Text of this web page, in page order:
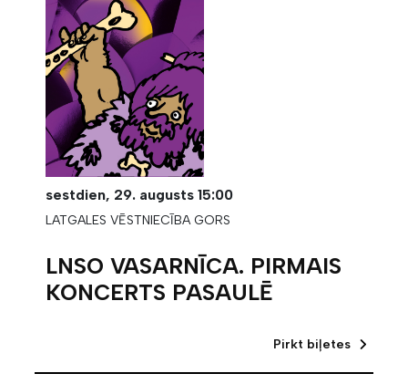
sestdien, 29. augusts 15:00
LATGALES VĒSTNIECĪBA GORS
LNSO VASARNĪCA. PIRMAIS
KONCERTS PASAULĒ
Pirkt biļetes